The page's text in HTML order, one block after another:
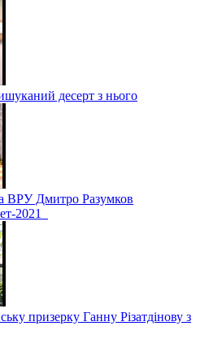
десерт з нього
ВРУ Дмитро Разумков
2021
призерку Ганну Різатдінову з